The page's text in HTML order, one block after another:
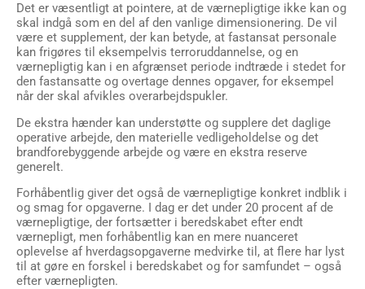
Det er væsentligt at pointere, at de værnepligtige ikke kan og
skal indgå som en del af den vanlige dimensionering. De vil
være et supplement, der kan betyde, at fastansat personale
kan frigøres til eksempelvis terroruddannelse, og en
værnepligtig kan i en afgrænset periode indtræde i stedet for
den fastansatte og overtage dennes opgaver, for eksempel
når der skal afvikles overarbejdspukler.
De ekstra hænder kan understøtte og supplere det daglige
operative arbejde, den materielle vedligeholdelse og det
brandforebyggende arbejde og være en ekstra reserve
generelt.
Forhåbentlig giver det også de værnepligtige konkret indblik i
og smag for opgaverne. I dag er det under 20 procent af de
værnepligtige, der fortsætter i beredskabet efter endt
værnepligt, men forhåbentlig kan en mere nuanceret
oplevelse af hverdagsopgaverne medvirke til, at flere har lyst
til at gøre en forskel i beredskabet og for samfundet – også
efter værnepligten.